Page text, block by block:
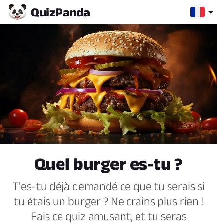
QuizPanda
Quel burger es-tu ?
T'es-tu déjà demandé ce que tu serais si
tu étais un burger ? Ne crains plus rien !
Fais ce quiz amusant, et tu seras